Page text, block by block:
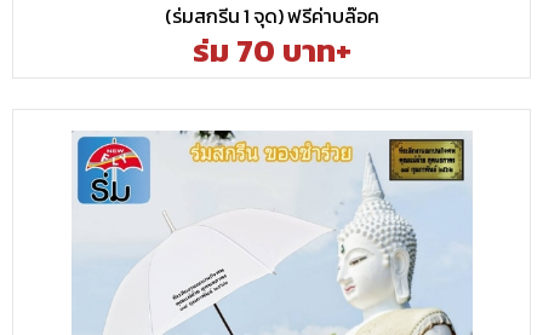
(ร่มสกรีน 1 จุด) ฟรีค่าบล๊อค
ร่ม 70 บาท+